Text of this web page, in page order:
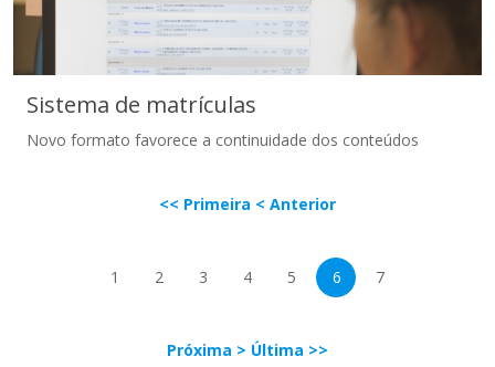
Sistema de matrículas
Novo formato favorece a continuidade dos conteúdos
<< Primeira < Anterior
1 2 3 4 5 6 7
Próxima > Última >>